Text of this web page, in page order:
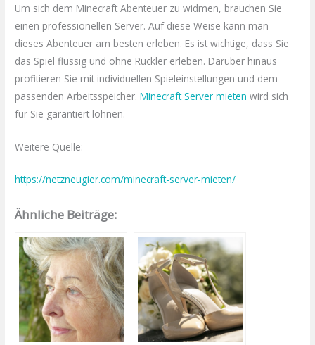
Um sich dem Minecraft Abenteuer zu widmen, brauchen Sie
einen professionellen Server. Auf diese Weise kann man
dieses Abenteuer am besten erleben. Es ist wichtige, dass Sie
das Spiel flüssig und ohne Ruckler erleben. Darüber hinaus
profitieren Sie mit individuellen Spieleinstellungen und dem
passenden Arbeitsspeicher.Minecraft Server mieten wird sich
für Sie garantiert lohnen.
Weitere Quelle:
https://netzneugier.com/minecraft-server-mieten/
Ähnliche Beiträge: